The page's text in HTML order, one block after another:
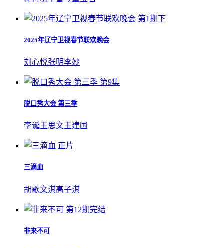
第1期下
2025年辽宁卫视春节联欢晚会
刘心悦张明李妙
第9集
脱口秀大会 第三季
李诞王思文王建国
正片
三滴血
胡歌文淇高子淇
第12期完结
非来不可